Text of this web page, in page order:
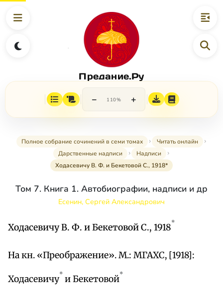
Предание.Ру
− 110% +
Полное собрание сочинений в семи томах
Читать онлайн
Дарственные надписи
Надписи
Ходасевичу В. Ф. и Бекетовой С., 1918*
Том 7. Книга 1. Автобиографии, надписи и др
Есенин, Сергей Александрович
Ходасевичу В. Ф. и Бекетовой С., 1918*
На кн. «Преображение». М.: МГАХС, [1918]:
Ходасевичу* и Бекетовой*